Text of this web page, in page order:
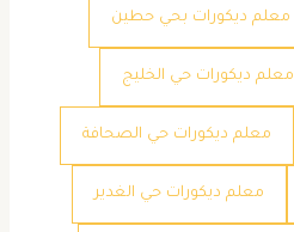
معلم ديكورات بحي حطين
معلم ديكورات حي الخليج
معلم ديكورات حي الصحافة
معلم ديكورات حي الغدير